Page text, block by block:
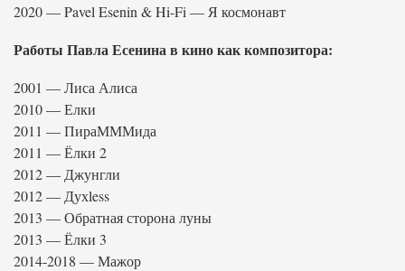
2020 — Pavel Esenin & Hi-Fi — Я космонавт
Работы Павла Есенина в кино как композитора:
2001 — Лиса Алиса
2010 — Елки
2011 — ПираМММида
2011 — Ёлки 2
2012 — Джунгли
2012 — Духless
2013 — Обратная сторона луны
2013 — Ёлки 3
2014-2018 — Мажор